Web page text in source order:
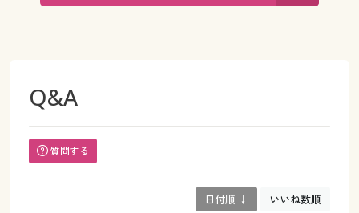
Q&A
質問する
日付順 ↓ いいね数順